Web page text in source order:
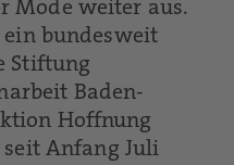
Mode weiter aus.
bundesweit
Stiftung
Baden-
Hoffnung
Anfang Juli